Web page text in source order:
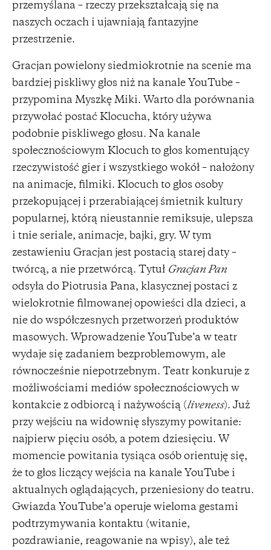
przemyślana – rzeczy przekształcają się na
naszych oczach i ujawniają fantazyjne
przestrzenie.
Gracjan powielony siedmiokrotnie na scenie ma
bardziej piskliwy głos niż na kanale YouTube –
przypomina Myszkę Miki. Warto dla porównania
przywołać postać Klocucha, który używa
podobnie piskliwego głosu. Na kanale
społecznościowym Klocuch to głos komentujący
rzeczywistość gier i wszystkiego wokół – nałożony
na animacje, filmiki. Klocuch to głos osoby
przekopującej i przerabiającej śmietnik kultury
popularnej, którą nieustannie remiksuje, ulepsza
i tnie seriale, animacje, bajki, gry. W tym
zestawieniu Gracjan jest postacią starej daty –
twórcą, a nie przetwórcą. Tytuł Gracjan Pan
odsyła do Piotrusia Pana, klasycznej postaci z
wielokrotnie filmowanej opowieści dla dzieci, a
nie do współczesnych przetworzeń produktów
masowych. Wprowadzenie YouTube’a w teatr
wydaje się zadaniem bezproblemowym, ale
równocześnie niepotrzebnym. Teatr konkuruje z
możliwościami mediów społecznościowych w
kontakcie z odbiorcą i nażywością (liveness). Już
przy wejściu na widownię słyszymy powitanie:
najpierw pięciu osób, a potem dziesięciu. W
momencie powitania tysiąca osób orientuję się,
że to głos liczący wejścia na kanale YouTube i
aktualnych oglądających, przeniesiony do teatru.
Gwiazda YouTube’a operuje wieloma gestami
podtrzymywania kontaktu (witanie,
pozdrawianie, reagowanie na wpisy), ale też